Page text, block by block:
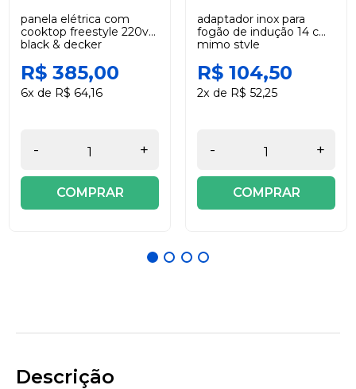
panela elétrica com
cooktop freestyle 220v
black & decker
R$ 385,00
6x de R$ 64,16
- +
COMPRAR
adaptador inox para
fogão de indução 14 cm
mimo style
R$ 104,50
2x de R$ 52,25
- +
COMPRAR
Descrição